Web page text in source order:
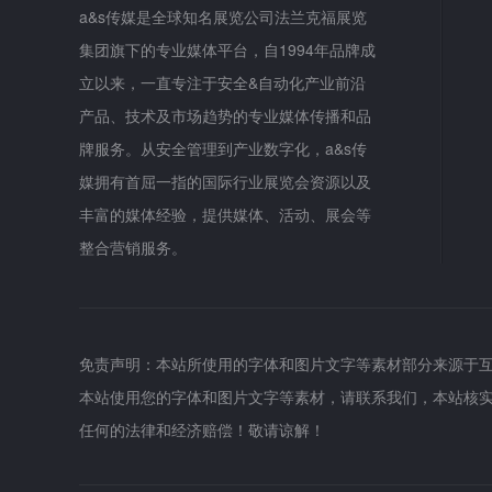
a&s传媒是全球知名展览公司法兰克福展览
集团旗下的专业媒体平台，自1994年品牌成
立以来，一直专注于安全&自动化产业前沿
产品、技术及市场趋势的专业媒体传播和品
牌服务。从安全管理到产业数字化，a&s传
媒拥有首屈一指的国际行业展览会资源以及
丰富的媒体经验，提供媒体、活动、展会等
整合营销服务。
免责声明：本站所使用的字体和图片文字等素材部分来源
本站使用您的字体和图片文字等素材，请联系我们，本站
任何的法律和经济赔偿！敬请谅解！